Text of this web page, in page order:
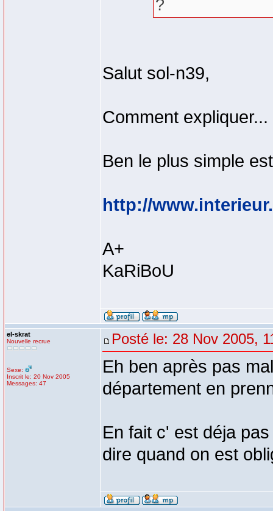
?
Salut sol-n39,
Comment expliquer...
Ben le plus simple
http://
A+
KaRiBoU
el-skrat
Nouvelle recrue
Sexe:
Inscrit le: 20 Nov 2005
Messages: 47
Posté le: 28 Nov 2005,
Eh ben après pas
département en
En fait c' est déja
dire quand on est